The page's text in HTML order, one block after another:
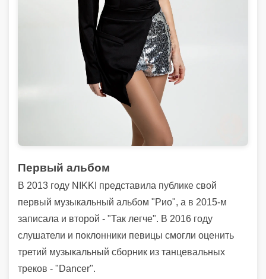
Первый альбом
В 2013 году NIKKI представила публике свой
первый музыкальный альбом "Рио", а в 2015-м
записала и второй - "Так легче". В 2016 году
слушатели и поклонники певицы смогли оценить
третий музыкальный сборник из танцевальных
треков - "Dancer".